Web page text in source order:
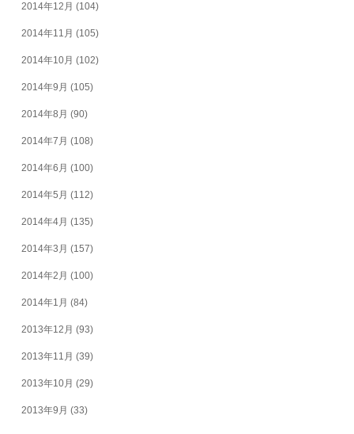
2014年12月 (104)
2014年11月 (105)
2014年10月 (102)
2014年9月 (105)
2014年8月 (90)
2014年7月 (108)
2014年6月 (100)
2014年5月 (112)
2014年4月 (135)
2014年3月 (157)
2014年2月 (100)
2014年1月 (84)
2013年12月 (93)
2013年11月 (39)
2013年10月 (29)
2013年9月 (33)